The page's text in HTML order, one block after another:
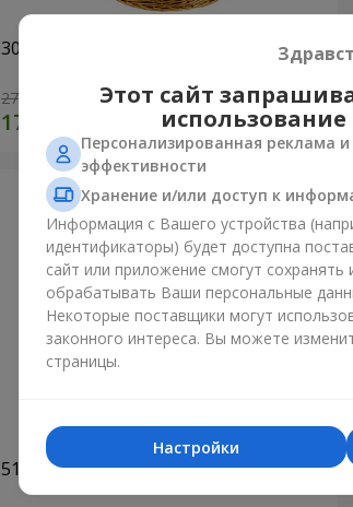
301 красная роза
27 691 грн Заказать
51 розовая роза
Этот сайт
Персонализированная реклама
эффективности
Хранение и/или доступ к
Информация с Вашего устройства
идентификаторы) будет доступна
сайт или приложение смогут
обрабатывать Ваши персональные
Некоторые поставщики могут
законного интереса. Вы можете
страницы.
Настройки